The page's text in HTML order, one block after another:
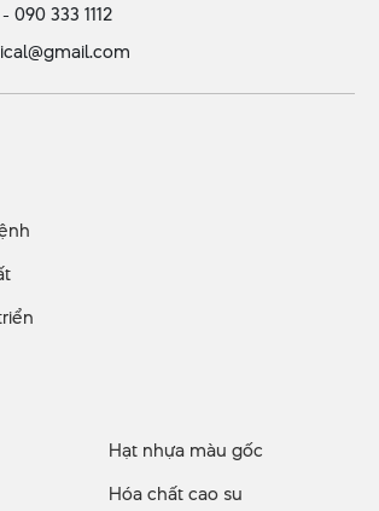
090 333 1112
Hạt nhựa màu gốc
Hóa chất cao su